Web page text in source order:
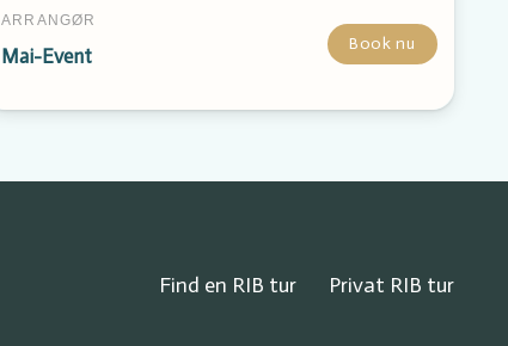
ARRANGØR
Mai-Event
Book nu
Find en RIB tur Privat RIB tur